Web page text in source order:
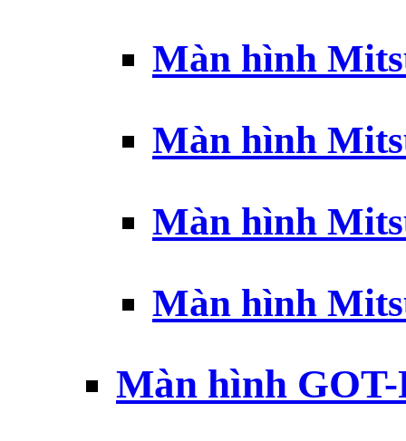
Màn hình
Màn hình
Màn hình
Màn hình
Màn hình GOT-